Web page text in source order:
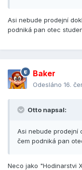
Asi nebude prodejní
podniká pan otec
Baker
Odesláno 16.
Otto napsal:
Asi nebude prodejní
čem podniká pan
Neco jako "Hodinarstvi